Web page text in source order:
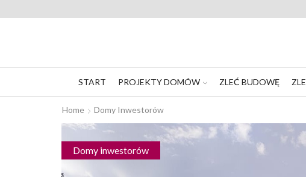
START PROJEKTY DOMÓW ZLEĆ BUDOWĘ
Home Domy Inwestorów
Domy inwestorów